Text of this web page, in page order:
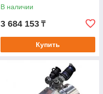
В наличии
3 684 153 ₸
Купить